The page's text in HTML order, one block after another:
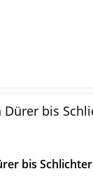
bis Schlichter